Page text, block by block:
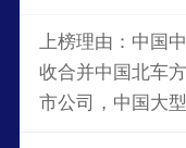
上榜理由：中国
收合并中国北车
市公司，中国大